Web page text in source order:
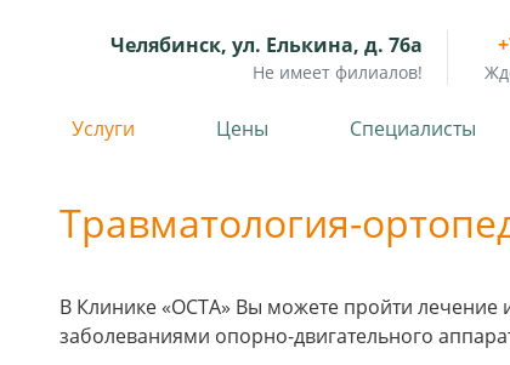
Челябинск, ул. Елькина, д. 76а
Не имеет филиалов!
Услуги Цены Специалисты
Травматология-
В Клинике «ОСТА» Вы можете пройти
заболеваниями опорно-двигательного